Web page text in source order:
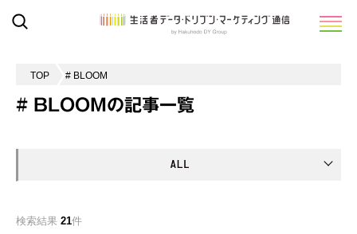
TOP # BLOOM
# BLOOMの記事一覧
検索結果 21件